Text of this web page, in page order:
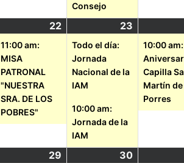
Consejo
22
11:00 am:
MISA
PATRONAL
"NUESTRA
SRA. DE LOS
POBRES"
23
Todo el día:
Jornada
Nacional de la
IAM
10:00 am:
Jornada de la
IAM
10:00
Capilla
Martín de
Porres
29 30